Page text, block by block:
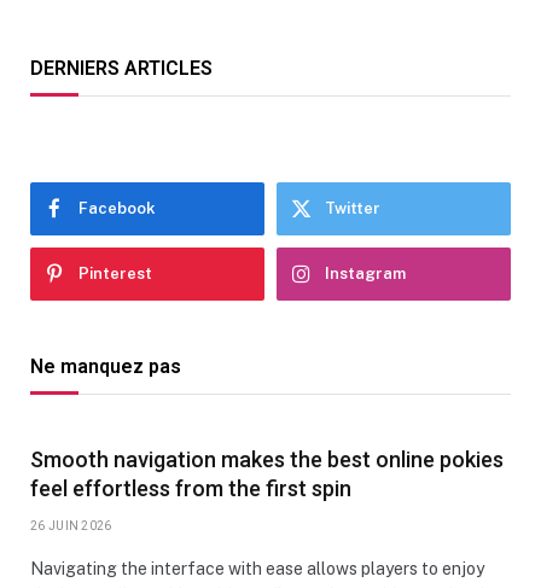
DERNIERS ARTICLES
Facebook Twitter
Pinterest Instagram
Ne manquez pas
Smooth navigation makes the best online pokies
feel effortless from the first spin
26 JUIN 2026
Navigating the interface with ease allows players to enjoy